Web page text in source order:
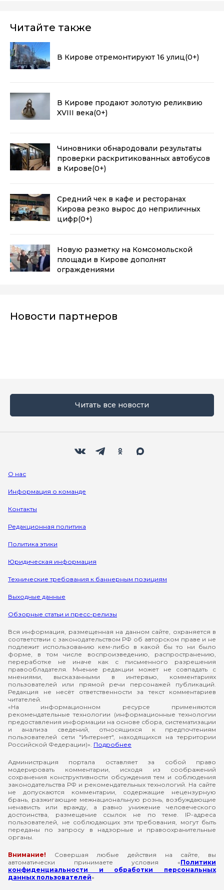
Читайте также
В Кирове отремонтируют 16 улиц(0+)
В Кирове продают золотую реликвию
XVIII века(0+)
Чиновники обнародовали результаты
проверки раскритикованных автобусов
в Кирове(0+)
Средний чек в кафе и ресторанах
Кирова резко вырос до неприличных
цифр(0+)
Новую разметку на Комсомольской
площади в Кирове дополнят
ограждениями
Новости партнеров
Читать все новости
О нас
Информация о команде
Контакты
Редакционная политика
Политика этики
Юридическая информация
Технические требования к баннерным позициям
Выходные данные
Обзорные статьи и пресс-релизы
Вся информация, размещенная на данном сайте, охраняется в
соответствии с законодательством РФ об авторском праве и не
подлежит использованию кем-либо в какой бы то ни было
форме, в том числе воспроизведению, распространению,
переработке не иначе как с письменного разрешения
правообладателя. Мнение редакции может не совпадать с
мнениями, высказанными в интервью, комментариях
пользователей или прямой речи персонажей публикаций.
Редакция не несёт ответственности за текст комментариев
читателей.
«На информационном ресурсе применяются
рекомендательные технологии (информационные технологии
предоставления информации на основе сбора, систематизации
и анализа сведений, относящихся к предпочтениям
пользователей сети "Интернет", находящихся на территории
Российской Федерации)». Подробнее
Администрация портала оставляет за собой право
модерировать комментарии, исходя из соображений
сохранения конструктивности обсуждения тем и соблюдения
законодательства РФ и рекомендательных технологий. На сайте
не допускаются комментарии, содержащие нецензурную
брань, разжигающие межнациональную рознь, возбуждающие
ненависть или вражду, а равно унижение человеческого
достоинства, размещение ссылок не по теме. IP-адреса
пользователей, не соблюдающих эти требования, могут быть
переданы по запросу в надзорные и правоохранительные
органы.
Внимание! Совершая любые действия на сайте, вы
автоматически принимаете условия «Политики
конфиденциальности и обработки персональных
данных пользователей»